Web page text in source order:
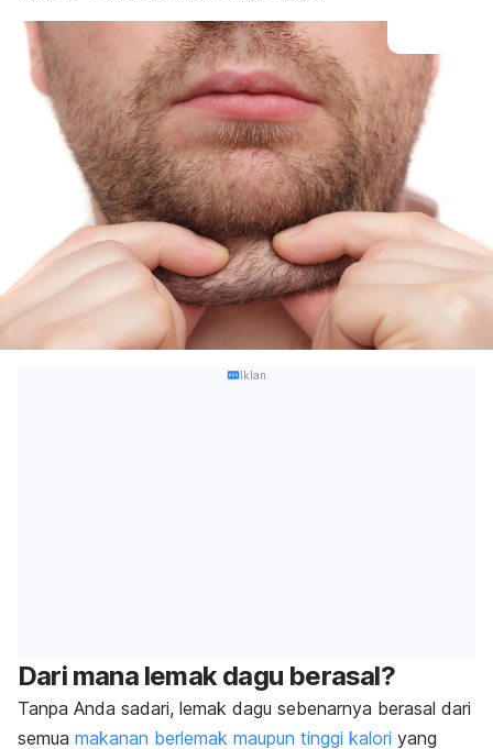
Iklan
Dari mana lemak dagu berasal?
Tanpa Anda sadari, lemak dagu sebenarnya berasal dari
semua makanan berlemak maupun tinggi kalori yang